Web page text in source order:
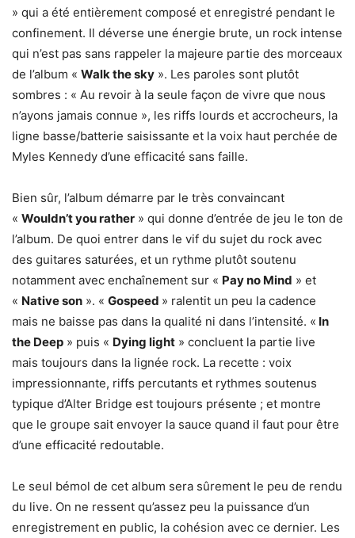
» qui a été entièrement composé et enregistré pendant le
confinement. Il déverse une énergie brute, un rock intense
qui n’est pas sans rappeler la majeure partie des morceaux
de l’album « Walk the sky ». Les paroles sont plutôt
sombres : « Au revoir à la seule façon de vivre que nous
n’ayons jamais connue », les riffs lourds et accrocheurs, la
ligne basse/batterie saisissante et la voix haut perchée de
Myles Kennedy d’une efficacité sans faille.
Bien sûr, l’album démarre par le très convaincant
« Wouldn’t you rather » qui donne d’entrée de jeu le ton de
l’album. De quoi entrer dans le vif du sujet du rock avec
des guitares saturées, et un rythme plutôt soutenu
notamment avec enchaînement sur « Pay no Mind » et
« Native son ». « Gospeed » ralentit un peu la cadence
mais ne baisse pas dans la qualité ni dans l’intensité. « In
the Deep » puis « Dying light » concluent la partie live
mais toujours dans la lignée rock. La recette : voix
impressionnante, riffs percutants et rythmes soutenus
typique d’Alter Bridge est toujours présente ; et montre
que le groupe sait envoyer la sauce quand il faut pour être
d’une efficacité redoutable.
Le seul bémol de cet album sera sûrement le peu de rendu
du live. On ne ressent qu’assez peu la puissance d’un
enregistrement en public, la cohésion avec ce dernier. Les